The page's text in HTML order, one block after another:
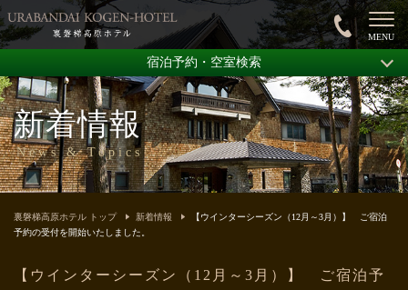
新着情報
News & Topics
宿泊予約・空室検索
裏磐梯高原ホテル トップ 新着情報
【ウインターシーズン（12月～3月）】 ご宿泊
予約の受付を開始いたしました。
【ウインターシーズン（12月～3月）】 ご宿泊予